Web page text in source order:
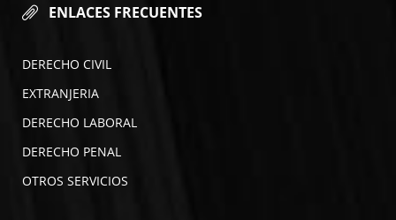
ENLACES FRECUENTES
DERECHO CIVIL
EXTRANJERIA
DERECHO LABORAL
DERECHO PENAL
OTROS SERVICIOS